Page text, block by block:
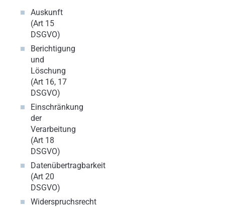
Auskunft
(Art 15
DSGVO)
Berichtigung
und
Löschung
(Art 16, 17
DSGVO)
Einschränkung
der
Verarbeitung
(Art 18
DSGVO)
Datenübertragbarkeit
(Art 20
DSGVO)
Widerspruchsrecht